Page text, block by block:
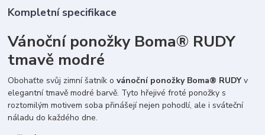
Kompletní specifikace
Vánoční ponožky Boma® RUDY
tmavě modré
Obohaťte svůj zimní šatník ovánoční ponožky Boma® RUDYv
elegantní tmavě modré barvě. Tyto hřejivé froté ponožky s
roztomilým motivem soba přinášejí nejen pohodlí, ale i sváteční
náladu do každého dne.